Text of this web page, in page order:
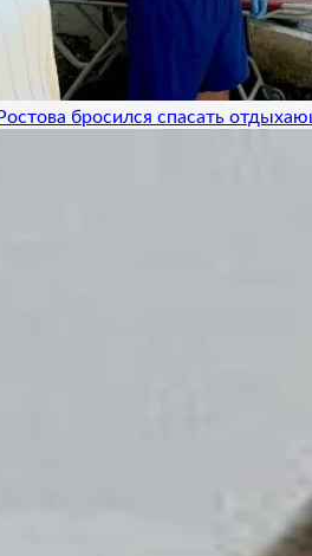
бросился спасать